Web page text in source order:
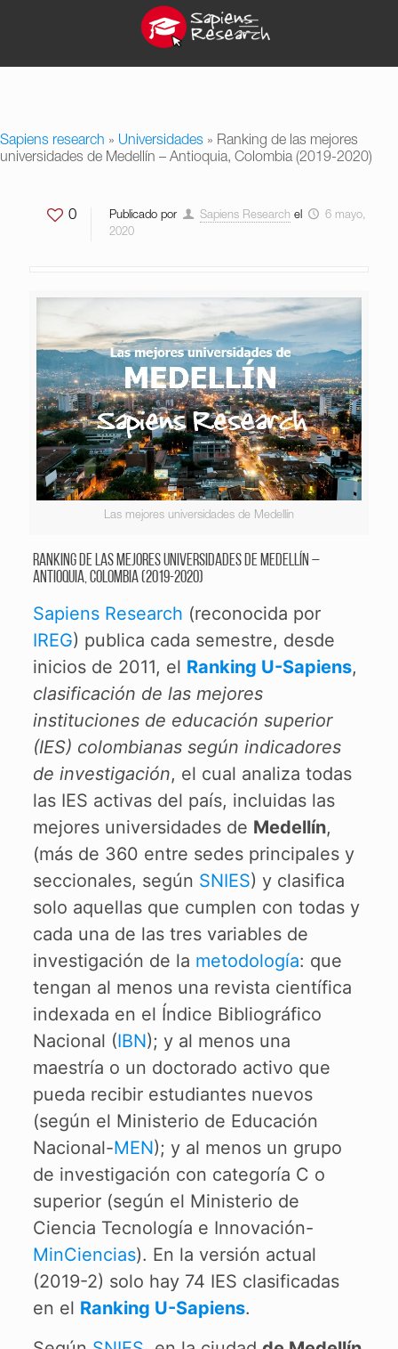
Sapiens research » Universidades » Ranking de las mejores
universidades de Medellín – Antioquia, Colombia (2019-2020)
0 Publicado por Sapiens Research el
6 mayo,
2020
Las mejores universidades de Medellín
Ranking de las mejores universidades de Medellín –
Antioquia, Colombia (2019-2020)
Sapiens Research (reconocida por
IREG) publica cada semestre, desde
inicios de 2011, el Ranking U-Sapiens,
clasificación de las mejores
instituciones de educación superior
(IES) colombianas según indicadores
de investigación, el cual analiza todas
las IES activas del país, incluidas las
mejores universidades de Medellín,
(más de 360 entre sedes principales y
seccionales, según SNIES) y clasifica
solo aquellas que cumplen con todas y
cada una de las tres variables de
investigación de la metodología: que
tengan al menos una revista científica
indexada en el Índice Bibliográfico
Nacional (IBN); y al menos una
maestría o un doctorado activo que
pueda recibir estudiantes nuevos
(según el Ministerio de Educación
Nacional-MEN); y al menos un grupo
de investigación con categoría C o
superior (según el Ministerio de
Ciencia Tecnología e Innovación-
MinCiencias). En la versión actual
(2019-2) solo hay 74 IES clasificadas
en el Ranking U-Sapiens.